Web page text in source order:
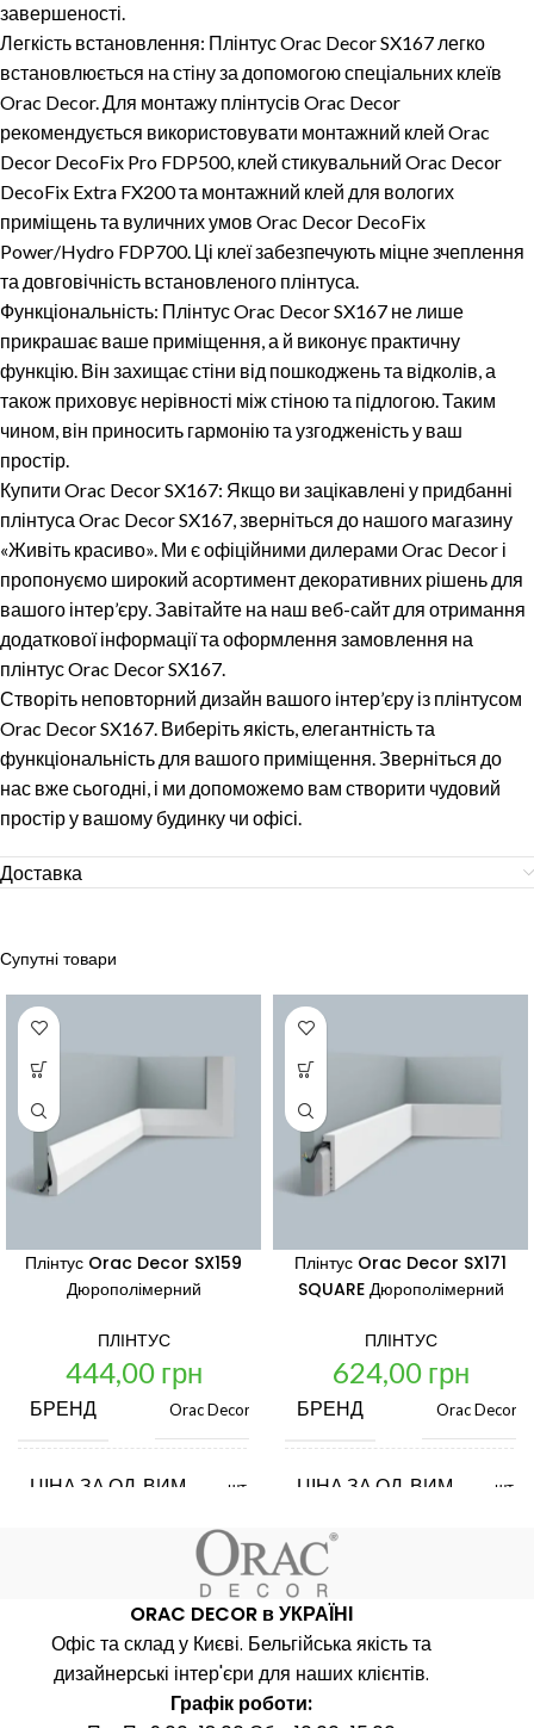
завершеності.
Легкість встановлення: Плінтус Orac Decor SX167 легко
встановлюється на стіну за допомогою спеціальних клеїв
Orac Decor. Для монтажу плінтусів Orac Decor
рекомендується використовувати монтажний клей Orac
Decor DecoFix Pro FDP500, клей стикувальний Orac Decor
DecoFix Extra FX200 та монтажний клей для вологих
приміщень та вуличних умов Orac Decor DecoFix
Power/Hydro FDP700. Ці клеї забезпечують міцне зчеплення
та довговічність встановленого плінтуса.
Функціональність: Плінтус Orac Decor SX167 не лише
прикрашає ваше приміщення, а й виконує практичну
функцію. Він захищає стіни від пошкоджень та відколів, а
також приховує нерівності між стіною та підлогою. Таким
чином, він приносить гармонію та узгодженість у ваш
простір.
Купити Orac Decor SX167: Якщо ви зацікавлені у придбанні
плінтуса Orac Decor SX167, зверніться до нашого магазину
«Живіть красиво». Ми є офіційними дилерами Orac Decor і
пропонуємо широкий асортимент декоративних рішень для
вашого інтер’єру. Завітайте на наш веб-сайт для отримання
додаткової інформації та оформлення замовлення на
плінтус Orac Decor SX167.
Створіть неповторний дизайн вашого інтер’єру із плінтусом
Orac Decor SX167. Виберіть якість, елегантність та
функціональність для вашого приміщення. Зверніться до
нас вже сьогодні, і ми допоможемо вам створити чудовий
простір у вашому будинку чи офісі.
Доставка
Супутні товари
Плінтус Orac Decor SX159
Дюрополімерний
ПЛІНТУС
444,00 грн
БРЕНД Orac Decor
ЦІНА ЗА ОД. ВИМ. шт.
КРАЇНА ВИРОБНИК Бельгія
ДОВЖИНА, ММ 2000
60
Плінтус Orac Decor SX171
SQUARE Дюрополімерний
ПЛІНТУС
624,00 грн
БРЕНД Orac Decor
ЦІНА ЗА ОД. ВИМ. шт.
КРАЇНА ВИРОБНИК
ДОВЖИНА, ММ
ORAC DECOR в УКРАЇНІ
Офіс та склад у Києві. Бельгійська якість та
дизайнерські інтер'єри для наших клієнтів.
Графік роботи: